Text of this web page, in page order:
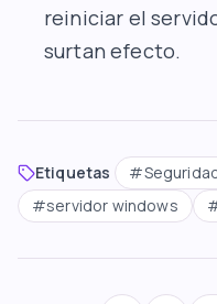
reiniciar el
surtan efecto.
Etiquetas #
#servidor windows